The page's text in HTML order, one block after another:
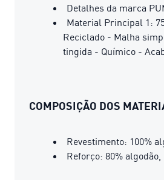
Detalhes da marca
Material Principal 1:
Reciclado - Malha
tingida - Químico -
COMPOSIÇÃO DOS
Revestimento: 100%
Reforço: 80%